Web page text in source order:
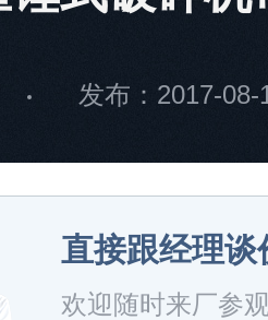
发布：2017-08-
直接跟经理谈
欢迎随时来厂参